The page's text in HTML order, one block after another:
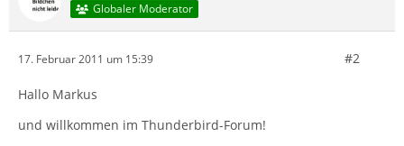
Globaler Moderator
17. Februar 2011 um 15:39 #2
Hallo Markus
und willkommen im Thunderbird-Forum!